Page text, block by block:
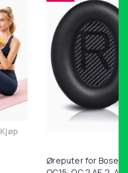
Legg Magetrener, 6-rørs
Kjøp
Øreputer for Bose